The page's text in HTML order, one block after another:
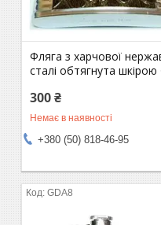
Фляга з харчової
сталі обтягнута шкірою
300 ₴
Немає в наявності
+380 (50) 818-46-95
GDA8